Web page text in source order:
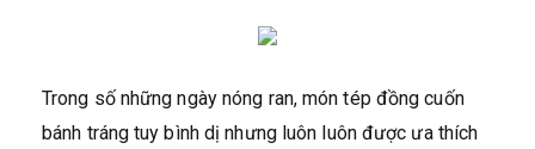
Trong số những ngày nóng ran, món tép đồng cuốn
bánh tráng tuy bình dị nhưng luôn luôn được ưa thích